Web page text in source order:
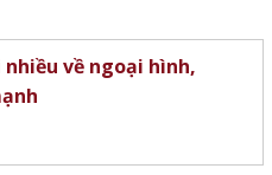
về ngoại hình,